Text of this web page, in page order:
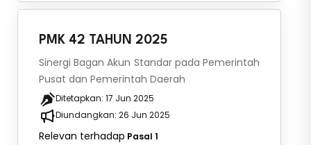
PMK 42 TAHUN 2025
Sinergi Bagan Akun Standar pada Pemerintah
Pusat dan Pemerintah Daerah
Ditetapkan: 17 Jun 2025
Diundangkan: 26 Jun 2025
Relevan terhadap Pasal 1